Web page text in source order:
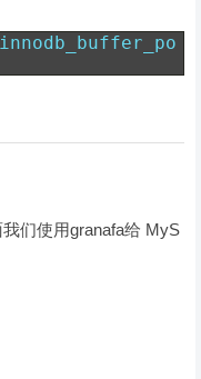
们使用granafa给 MyS